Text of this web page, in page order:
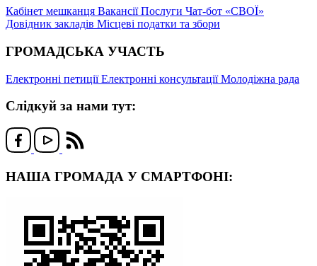
Кабінет мешканця ВакансіїПослуги Чат-бот «СВОЇ»
Довідник закладів Місцеві податки та збори
ГРОМАДСЬКА УЧАСТЬ
Електронні петиціїЕлектронні консультаціїМолодіжна рада
Слідкуй за нами тут:
НАША ГРОМАДА У СМАРТФОНІ: